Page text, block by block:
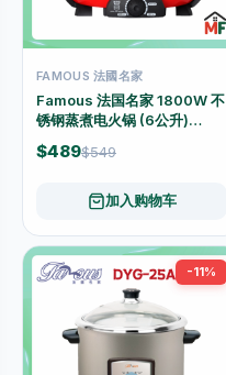
FAMOUS 法國名家
Famous 法国名家 1800W 不
锈钢蒸煮电火锅 (6公升)
CDK-180
$489$549
加入购物车
-11%